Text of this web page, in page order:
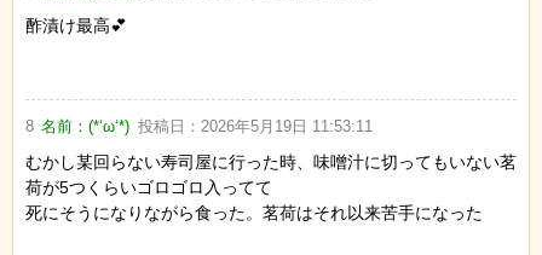
酢漬け最高💕
8 名前：(*‘ω‘*) 投稿日： 2026年5月19日 11:53:11
むかし某回らない寿司屋に行った時、味噌汁に切ってもいない茗
荷が5つくらいゴロゴロ入ってて
死にそうになりながら食った。茗荷はそれ以来苦手になった